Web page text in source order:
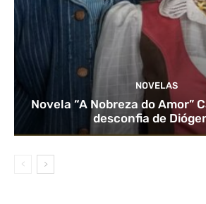
NOVELAS
Novela “A Nobreza do Amor”
desconfia de